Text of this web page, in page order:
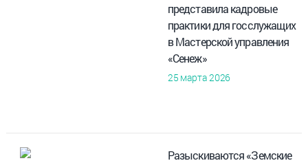
представила кадровые
практики для госслужащих
в Мастерской управления
«Сенеж»
25 марта 2026
Разыскиваются «Земские